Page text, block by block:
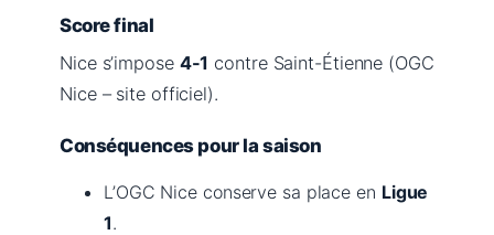
Score final
Nice s’impose 4-1 contre Saint-Étienne (OGC
Nice – site officiel).
Conséquences pour la saison
L’OGC Nice conserve sa place en Ligue
1.